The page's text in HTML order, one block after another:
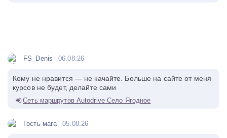
FS_Denis 06.08.26
Кому не нравится — не качайте. Больше на сайте от меня
курсов не будет, делайте сами
Сеть маршрутов Autodrive Село Ягодное
Гость мага 05.08.26